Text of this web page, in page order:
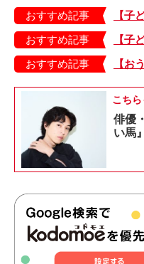
おすすめ記事
おすすめ記事
おすすめ記事
こち
俳優
い馬